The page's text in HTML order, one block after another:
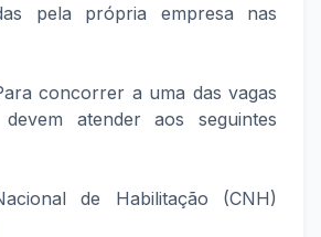
pela própria empresa nas
concorrer a uma das vagas
atender aos seguintes
de Habilitação (CNH)